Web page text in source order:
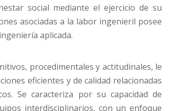
social mediante el ejercicio de su
asociadas a la labor ingenieril posee
aplicada.
procedimentales y actitudinales, le
eficientes y de calidad relacionadas
Se caracteriza por su capacidad de
interdisciplinarios, con un enfoque